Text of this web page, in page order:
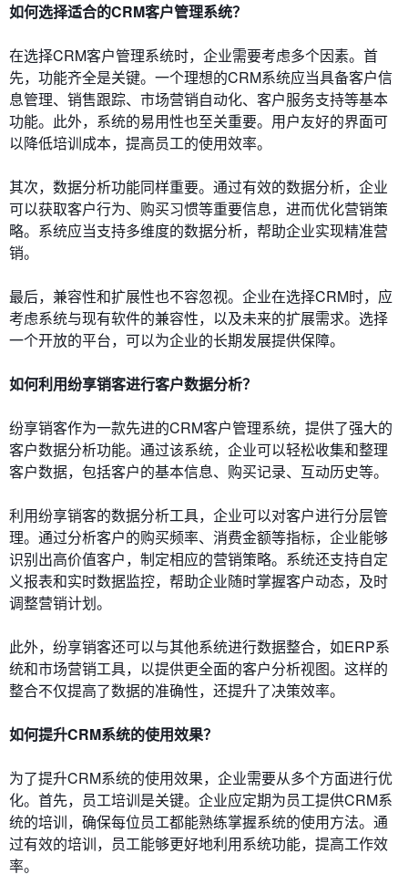
如何选择适合的CRM客户管理系统？
在选择CRM客户管理系统时，企业需要考虑多个因素。首
先，功能齐全是关键。一个理想的CRM系统应当具备客户信
息管理、销售跟踪、市场营销自动化、客户服务支持等基本
功能。此外，系统的易用性也至关重要。用户友好的界面可
以降低培训成本，提高员工的使用效率。
其次，数据分析功能同样重要。通过有效的数据分析，企业
可以获取客户行为、购买习惯等重要信息，进而优化营销策
略。系统应当支持多维度的数据分析，帮助企业实现精准营
销。
最后，兼容性和扩展性也不容忽视。企业在选择CRM时，应
考虑系统与现有软件的兼容性，以及未来的扩展需求。选择
一个开放的平台，可以为企业的长期发展提供保障。
如何利用纷享销客进行客户数据分析？
纷享销客作为一款先进的CRM客户管理系统，提供了强大的
客户数据分析功能。通过该系统，企业可以轻松收集和整理
客户数据，包括客户的基本信息、购买记录、互动历史等。
利用纷享销客的数据分析工具，企业可以对客户进行分层管
理。通过分析客户的购买频率、消费金额等指标，企业能够
识别出高价值客户，制定相应的营销策略。系统还支持自定
义报表和实时数据监控，帮助企业随时掌握客户动态，及时
调整营销计划。
此外，纷享销客还可以与其他系统进行数据整合，如ERP系
统和市场营销工具，以提供更全面的客户分析视图。这样的
整合不仅提高了数据的准确性，还提升了决策效率。
如何提升CRM系统的使用效果？
为了提升CRM系统的使用效果，企业需要从多个方面进行优
化。首先，员工培训是关键。企业应定期为员工提供CRM系
统的培训，确保每位员工都能熟练掌握系统的使用方法。通
过有效的培训，员工能够更好地利用系统功能，提高工作效
率。